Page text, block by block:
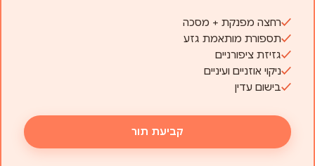
רחצה מפנקת + מסכה
תספורת מותאמת גזע
גזיזת ציפורניים
ניקוי אוזניים ועיניים
בישום עדין
קביעת תור